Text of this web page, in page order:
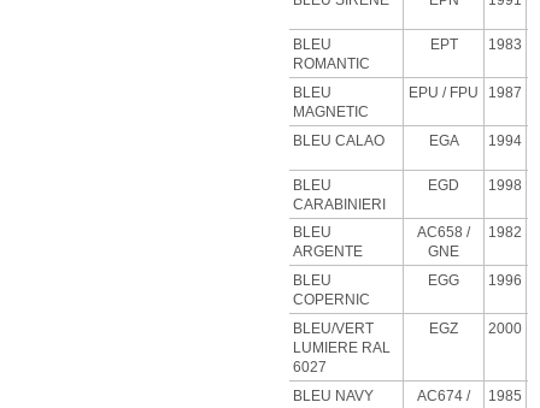
BLEU
ROMANTIC
EPT 1983
BLEU
MAGNETIC
EPU / FPU 1987
BLEU CALAO EGA 1994
BLEU
CARABINIERI
EGD 1998
BLEU
ARGENTE
AC658 /
GNE
1982
BLEU
COPERNIC
EGG 1996
BLEU/VERT
LUMIERE RAL
6027
EGZ 2000
BLEU NAVY
AC674 /
1985